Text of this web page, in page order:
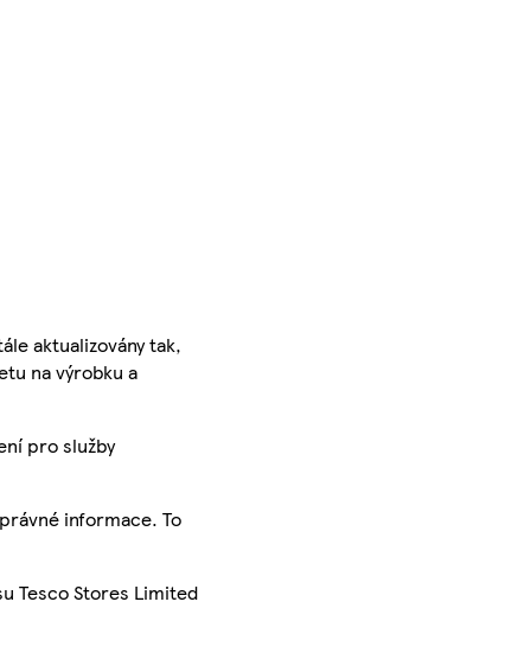
aktualizovány tak,
na výrobku a
pro služby
informace. To
Tesco Stores Limited